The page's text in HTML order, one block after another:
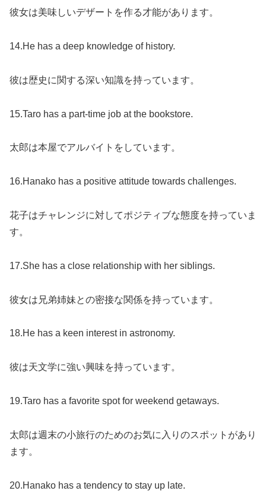
彼女は美味しいデザートを作る才能があります。
14.He has a deep knowledge of history.
彼は歴史に関する深い知識を持っています。
15.Taro has a part-time job at the bookstore.
太郎は本屋でアルバイトをしています。
16.Hanako has a positive attitude towards challenges.
花子はチャレンジに対してポジティブな態度を持っていま
す。
17.She has a close relationship with her siblings.
彼女は兄弟姉妹との密接な関係を持っています。
18.He has a keen interest in astronomy.
彼は天文学に強い興味を持っています。
19.Taro has a favorite spot for weekend getaways.
太郎は週末の小旅行のためのお気に入りのスポットがあり
ます。
20.Hanako has a tendency to stay up late.